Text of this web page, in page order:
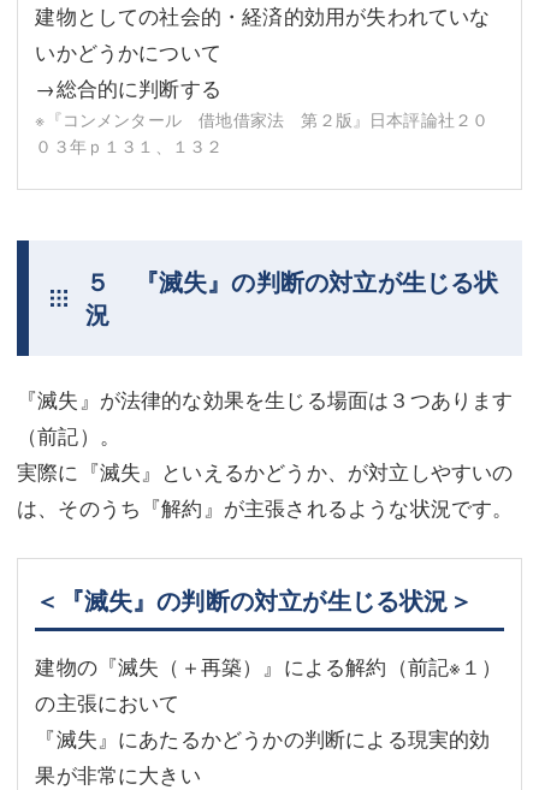
建物としての社会的・経済的効用が失われていな
いかどうかについて
→総合的に判断する
※『コンメンタール 借地借家法 第２版』日本評論社２０
０３年ｐ１３１、１３２
５ 『滅失』の判断の対立が生じる状
況
『滅失』が法律的な効果を生じる場面は３つあります
（前記）。
実際に『滅失』といえるかどうか、が対立しやすいの
は、そのうち『解約』が主張されるような状況です。
＜『滅失』の判断の対立が生じる状況＞
建物の『滅失（＋再築）』による解約（前記※１ ）
の主張において
『滅失』にあたるかどうかの判断による現実的効
果が非常に大きい